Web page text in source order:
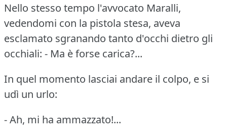
Nello stesso tempo l'avvocato Maralli,
vedendomi con la pistola stesa, aveva
esclamato sgranando tanto d'occhi dietro gli
occhiali: - Ma è forse carica?...
In quel momento lasciai andare il colpo, e si
udì un urlo:
- Ah, mi ha ammazzato!...